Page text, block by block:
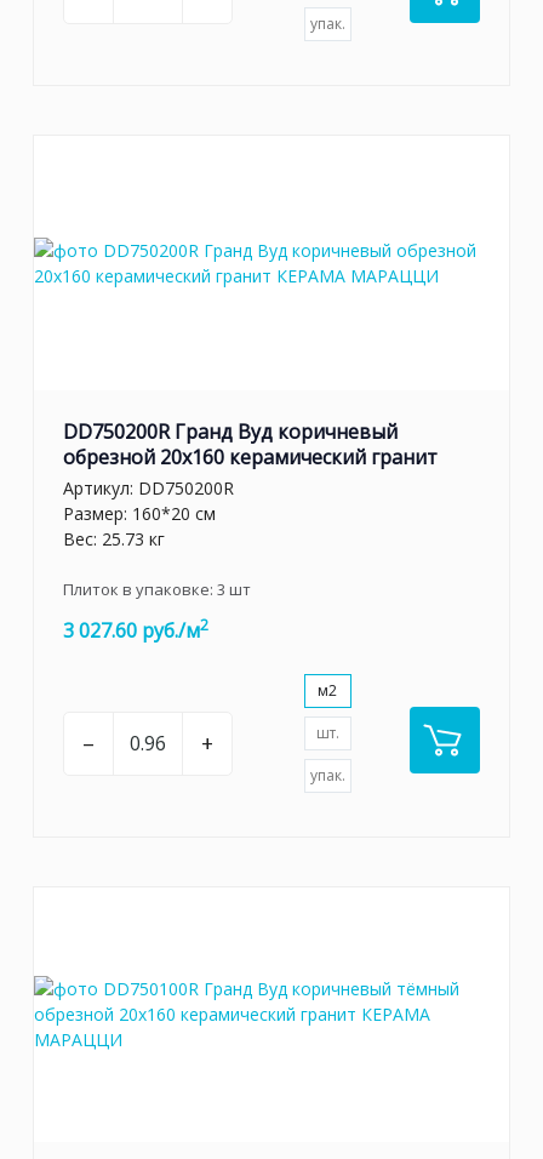
упак.
DD750200R Гранд Вуд коричневый
обрезной 20x160 керамический гранит
Артикул: DD750200R
Размер: 160*20 см
Вес: 25.73 кг
Плиток в упаковке: 3 шт
3 027.60 руб./м2
– +
м2
шт.
упак.